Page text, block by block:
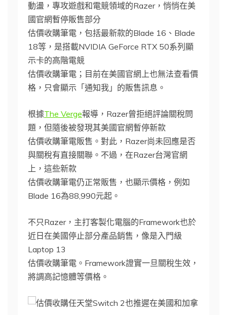
動盪，專攻遊戲和電競領域的Razer，悄悄在美
國官網暫停販售部分
估價收購筆電，包括最新款的Blade 16、Blade
18等，是搭載NVIDIA GeForce RTX 50系列顯
示卡的高階電競
估價收購筆電；目前在美國官網上也無法查看價
格，只會顯示「通知我」的販售訊息。
根據The Verge報導，Razer曾拒絕評論關稅問
題，但隨後被發現其美國官網暫停新款
估價收購筆電販售。對此，Razer尚未回應是否
與關稅有直接關聯。不過，在Razer台灣官網
上，這些新款
估價收購筆電仍正常販售，也顯示價格，例如
Blade 16為88,990元起。
不只Razer，主打客製化電腦的Framework也於
近日在美國停止部分產品銷售，像是入門級
Laptop 13
估價收購筆電。Framework證實一旦關稅生效，
將調高記憶體等價格。
任天堂Switch 2也推遲在美國和加拿